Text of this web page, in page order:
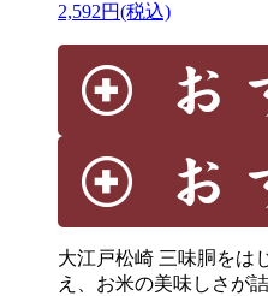
2,592円(税込)
大江戸松崎 三味胴をは
え、お米の美味しさが